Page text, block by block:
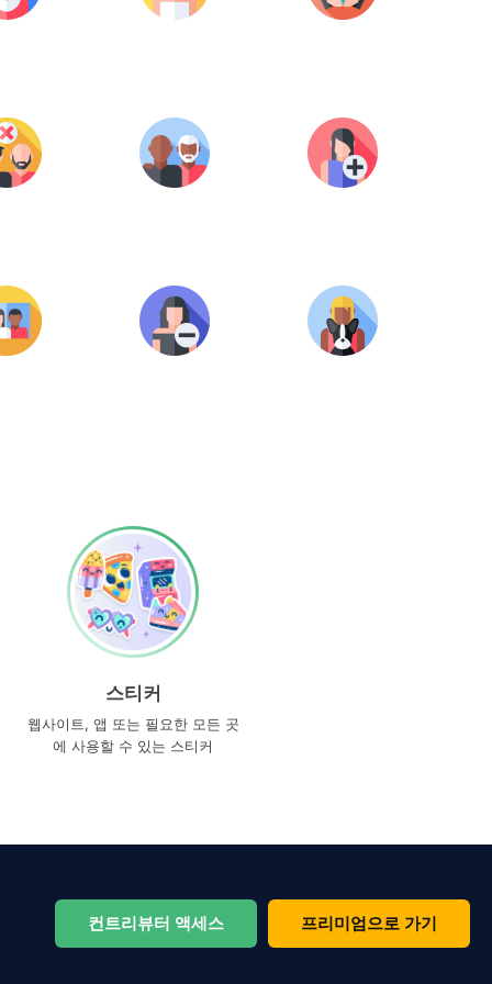
스티커
웹사이트, 앱 또는 필요한 모든 곳
에 사용할 수 있는 스티커
컨트리뷰터 액세스 프리미엄으로 가기